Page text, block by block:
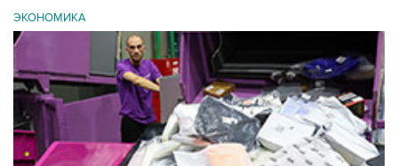
ЭКОНОМИКА